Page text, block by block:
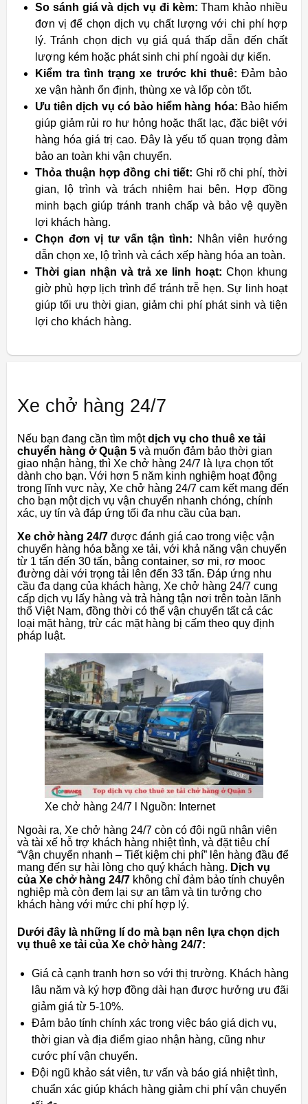
So sánh giá và dịch vụ đi kèm: Tham khảo nhiều
đơn vị để chọn dịch vụ chất lượng với chi phí hợp
lý. Tránh chọn dịch vụ giá quá thấp dẫn đến chất
lượng kém hoặc phát sinh chi phí ngoài dự kiến.
Kiểm tra tình trạng xe trước khi thuê: Đảm bảo
xe vận hành ổn định, thùng xe và lốp còn tốt.
Ưu tiên dịch vụ có bảo hiểm hàng hóa: Bảo hiểm
giúp giảm rủi ro hư hỏng hoặc thất lạc, đặc biệt với
hàng hóa giá trị cao. Đây là yếu tố quan trọng đảm
bảo an toàn khi vận chuyển.
Thỏa thuận hợp đồng chi tiết: Ghi rõ chi phí, thời
gian, lộ trình và trách nhiệm hai bên. Hợp đồng
minh bạch giúp tránh tranh chấp và bảo vệ quyền
lợi khách hàng.
Chọn đơn vị tư vấn tận tình: Nhân viên hướng
dẫn chọn xe, lộ trình và cách xếp hàng hóa an toàn.
Thời gian nhận và trả xe linh hoạt: Chọn khung
giờ phù hợp lịch trình để tránh trễ hẹn. Sự linh hoạt
giúp tối ưu thời gian, giảm chi phí phát sinh và tiện
lợi cho khách hàng.
Xe chở hàng 24/7
Nếu bạn đang cần tìm mộtdịch vụ cho thuê xe tải
chuyển hàng ở Quận 5 và muốn đảm bảo thời gian
giao nhận hàng, thì Xe chở hàng 24/7 là lựa chọn tốt
dành cho bạn. Với hơn 5 năm kinh nghiệm hoạt động
trong lĩnh vực này, Xe chở hàng 24/7 cam kết mang đến
cho bạn một dịch vụ vận chuyển nhanh chóng, chính
xác, uy tín và đáp ứng tối đa nhu cầu của bạn.
Xe chở hàng 24/7 được đánh giá cao trong việc vận
chuyển hàng hóa bằng xe tải, với khả năng vận chuyển
từ 1 tấn đến 30 tấn, bằng container, sơ mi, rơ mooc
đường dài với trọng tải lên đến 33 tấn. Đáp ứng nhu
cầu đa dạng của khách hàng, Xe chở hàng 24/7 cung
cấp dịch vụ lấy hàng và trả hàng tận nơi trên toàn lãnh
thổ Việt Nam, đồng thời có thể vận chuyển tất cả các
loại mặt hàng, trừ các mặt hàng bị cấm theo quy định
pháp luật.
Xe chở hàng 24/7 l Nguồn: Internet
Ngoài ra, Xe chở hàng 24/7 còn có đội ngũ nhân viên
và tài xế hỗ trợ khách hàng nhiệt tình, và đặt tiêu chí
“Vận chuyển nhanh – Tiết kiệm chi phí” lên hàng đầu để
mang đến sự hài lòng cho quý khách hàng. Dịch vụ
của Xe chở hàng 24/7 không chỉ đảm bảo tính chuyên
nghiệp mà còn đem lại sự an tâm và tin tưởng cho
khách hàng với mức chi phí hợp lý.
Dưới đây là những lí do mà bạn nên lựa chọn dịch
vụ thuê xe tải của Xe chở hàng 24/7:
Giá cả cạnh tranh hơn so với thị trường. Khách hàng
lâu năm và ký hợp đồng dài hạn được hưởng ưu đãi
giảm giá từ 5-10%.
Đảm bảo tính chính xác trong việc báo giá dịch vụ,
thời gian và địa điểm giao nhận hàng, cũng như
cước phí vận chuyển.
Đội ngũ khảo sát viên, tư vấn và báo giá nhiệt tình,
chuẩn xác giúp khách hàng giảm chi phí vận chuyển